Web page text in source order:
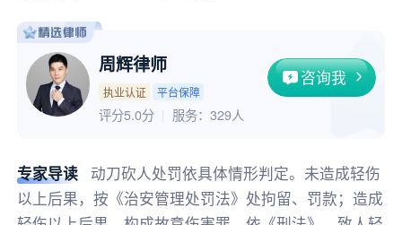
周辉律师
执业认证 平台保障
咨询我
评分5.0分 服务： 329人
专家导读
动刀砍人处罚依具体情形判定。未造成轻伤
以上后果，按《治安管理处罚法》处拘留、罚款；造成